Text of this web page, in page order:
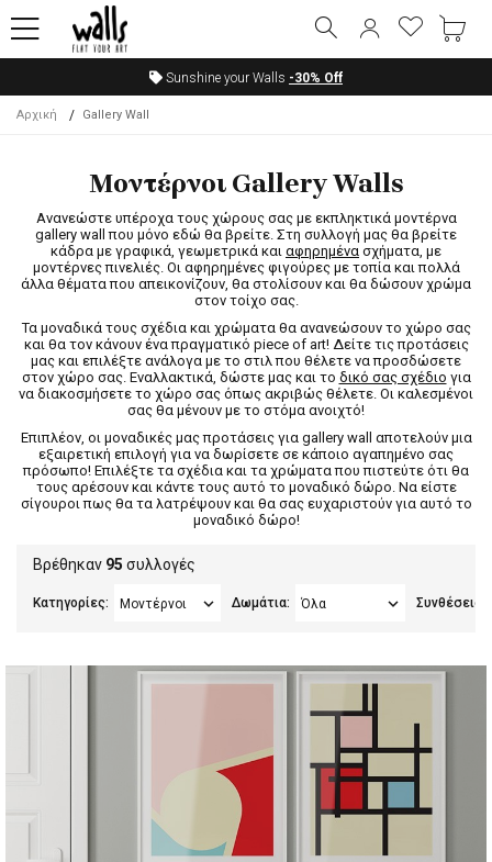
Sunshine your Walls -30% Off
Αρχική Gallery Wall
Μοντέρνοι Gallery Walls
Ανανεώστε υπέροχα τους χώρους σας με εκπληκτικά μοντέρνα
gallery wall που μόνο εδώ θα βρείτε. Στη συλλογή μας θα βρείτε
κάδρα με γραφικά, γεωμετρικά και αφηρημένα σχήματα, με
μοντέρνες πινελιές. Οι αφηρημένες φιγούρες με τοπία και πολλά
άλλα θέματα που απεικονίζουν, θα στολίσουν και θα δώσουν χρώμα
στον τοίχο σας.
Τα μοναδικά τους σχέδια και χρώματα θα ανανεώσουν το χώρο σας
και θα τον κάνουν ένα πραγματικό piece of art! Δείτε τις προτάσεις
μας και επιλέξτε ανάλογα με το στιλ που θέλετε να προσδώσετε
στον χώρο σας. Εναλλακτικά, δώστε μας και το δικό σας σχέδιο για
να διακοσμήσετε το χώρο σας όπως ακριβώς θέλετε. Οι καλεσμένοι
σας θα μένουν με το στόμα ανοιχτό!
Επιπλέον, οι μοναδικές μας προτάσεις για gallery wall αποτελούν μια
εξαιρετική επιλογή για να δωρίσετε σε κάποιο αγαπημένο σας
πρόσωπο! Επιλέξτε τα σχέδια και τα χρώματα που πιστεύτε ότι θα
τους αρέσουν και κάντε τους αυτό το μοναδικό δώρο. Να είστε
σίγουροι πως θα τα λατρέψουν και θα σας ευχαριστούν για αυτό το
μοναδικό δώρο!
Βρέθηκαν 95 συλλογές
Κατηγορίες: Δωμάτια: Συνθέσεις: